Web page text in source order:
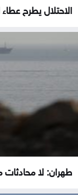
الاحتلال يطرح عطاء لبناء
طهران: لا